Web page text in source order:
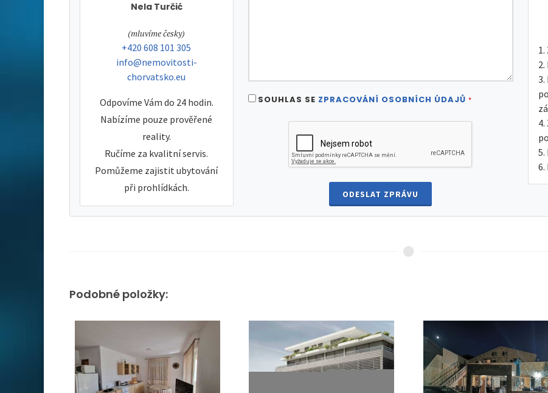
Nela Turčić
tel:
(mluvíme česky)
tel:
+420 608 101 305
e-mail:
info@nemovitosti-
chorvatsko.eu
Odpovíme Vám do 24 hodin.
Nabízíme pouze prověřené
reality.
Ručíme za kvalitní servis.
Pomůžeme zajistit ubytování
při prohlídkách.
SOUHLAS SE ZPRACOVÁNÍ OSOBNÍCH ÚDAJŮ *
ODESLAT ZPRÁVU
Podobné položky: